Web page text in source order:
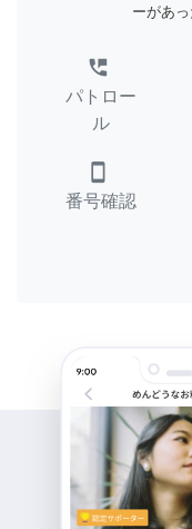
ーがあ
perm_phone_msg
パトロー
ル
smartphone
番号確認